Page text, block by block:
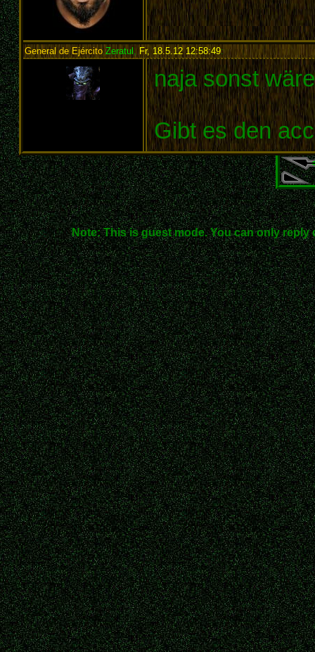
General de EjércitoZeratul, Fr, 18.5.12 12:58:49:
naja sonst
Gibt es den
Note: This is guest mode. You can only